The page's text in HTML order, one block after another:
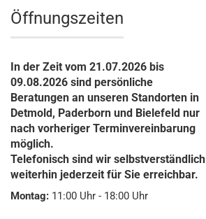
Öffnungszeiten
In der Zeit vom 21.07.2026 bis
09.08.2026 sind persönliche
Beratungen an unseren Standorten in
Detmold, Paderborn und Bielefeld nur
nach vorheriger Terminvereinbarung
möglich.
Telefonisch sind wir selbstverständlich
weiterhin jederzeit für Sie erreichbar.
Montag: 11:00 Uhr - 18:00 Uhr